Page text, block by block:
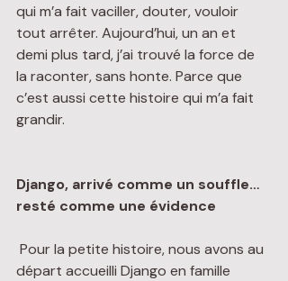
qui m’a fait vaciller, douter, vouloir
tout arrêter. Aujourd’hui, un an et
demi plus tard, j’ai trouvé la force de
la raconter, sans honte. Parce que
c’est aussi cette histoire qui m’a fait
grandir.
Django, arrivé comme un souffle…
resté comme une évidence
départ accueilli Django en famille